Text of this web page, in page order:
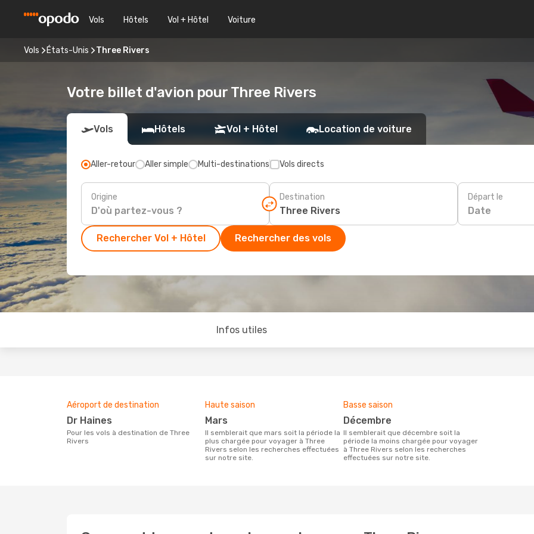
Vols Hôtels Vol + Hôtel Voiture
Vols États-Unis Three Rivers
Votre billet d'avion pour Three Rivers
Vols Hôtels Vol + Hôtel Location de voiture
Aller-retour Aller simple Multi-destinations Vols directs
Origine Destination Départ le
Date
Rechercher Vol + Hôtel Rechercher des vols
Infos utiles
Aéroport de destination
Dr Haines
Pour les vols à destination de Three
Rivers
Haute saison
mars
Il semblerait que mars soit la période la
plus chargée pour voyager à Three
Rivers selon les recherches effectuées
sur notre site.
Basse saison
décembre
Il semblerait que décembre soit la
période la moins chargée pour voyager
à Three Rivers selon les recherches
effectuées sur notre site.